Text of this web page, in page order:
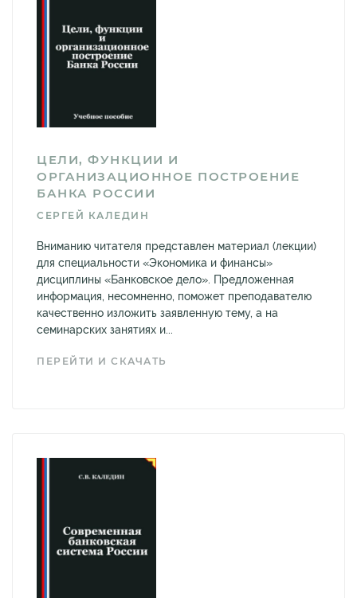
ЦЕЛИ, ФУНКЦИИ И
ОРГАНИЗАЦИОННОЕ ПОСТРОЕНИЕ
БАНКА РОССИИ
СЕРГЕЙ КАЛЕДИН
Вниманию читателя представлен материал (лекции)
для специальности «Экономика и финансы»
дисциплины «Банковское дело». Предложенная
информация, несомненно, поможет преподавателю
качественно изложить заявленную тему, а на
семинарских занятиях и...
ПЕРЕЙТИ И СКАЧАТЬ